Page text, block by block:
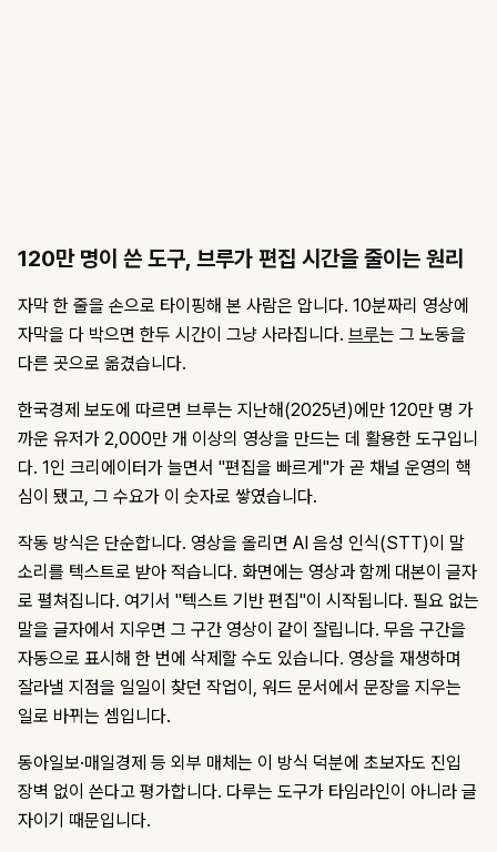
120만 명이 쓴 도구, 브루가 편집 시간을 줄이는 원리
자막 한 줄을 손으로 타이핑해 본 사람은 압니다. 10분짜리 영상에
자막을 다 박으면 한두 시간이 그냥 사라집니다. 브루는 그 노동을
다른 곳으로 옮겼습니다.
한국경제 보도에 따르면 브루는 지난해(2025년)에만 120만 명 가
까운 유저가 2,000만 개 이상의 영상을 만드는 데 활용한 도구입니
다. 1인 크리에이터가 늘면서 "편집을 빠르게"가 곧 채널 운영의 핵
심이 됐고, 그 수요가 이 숫자로 쌓였습니다.
작동 방식은 단순합니다. 영상을 올리면 AI 음성 인식(STT)이 말
소리를 텍스트로 받아 적습니다. 화면에는 영상과 함께 대본이 글자
로 펼쳐집니다. 여기서 "텍스트 기반 편집"이 시작됩니다. 필요 없는
말을 글자에서 지우면 그 구간 영상이 같이 잘립니다. 무음 구간을
자동으로 표시해 한 번에 삭제할 수도 있습니다. 영상을 재생하며
잘라낼 지점을 일일이 찾던 작업이, 워드 문서에서 문장을 지우는
일로 바뀌는 셈입니다.
동아일보·매일경제 등 외부 매체는 이 방식 덕분에 초보자도 진입
장벽 없이 쓴다고 평가합니다. 다루는 도구가 타임라인이 아니라 글
자이기 때문입니다.